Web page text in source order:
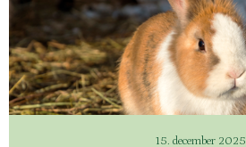
15. december 2025